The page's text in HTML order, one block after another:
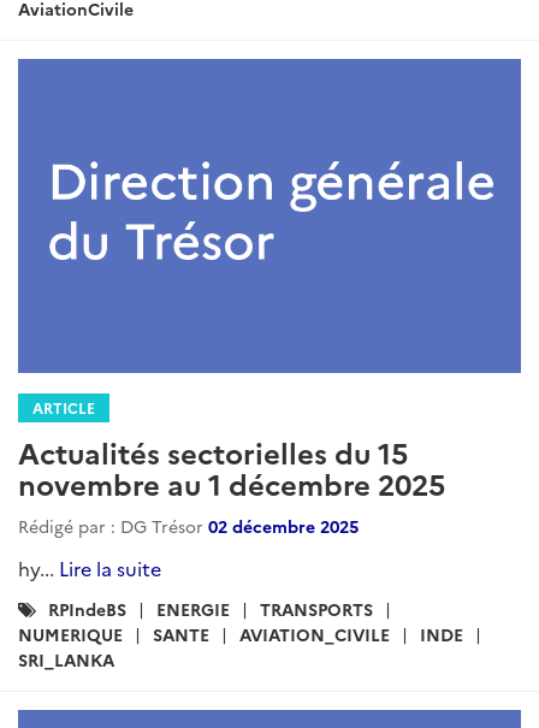
AviationCivile
ARTICLE
Actualités sectorielles du 15
novembre au 1 décembre 2025
Rédigé par : DG Trésor 02 décembre 2025
hy... Lire la suite
Catégories
:
RPIndeBS ENERGIE
TRANSPORTS
NUMERIQUE
SANTE AVIATION_CIVILE
INDE
SRI_LANKA